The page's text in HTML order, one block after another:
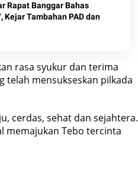
Rapat Banggar Bahas
Kejar Tambahan PAD dan
rasa syukur dan terima
telah mensukseskan pilkada
cerdas, sehat dan sejahtera.
memajukan Tebo tercinta